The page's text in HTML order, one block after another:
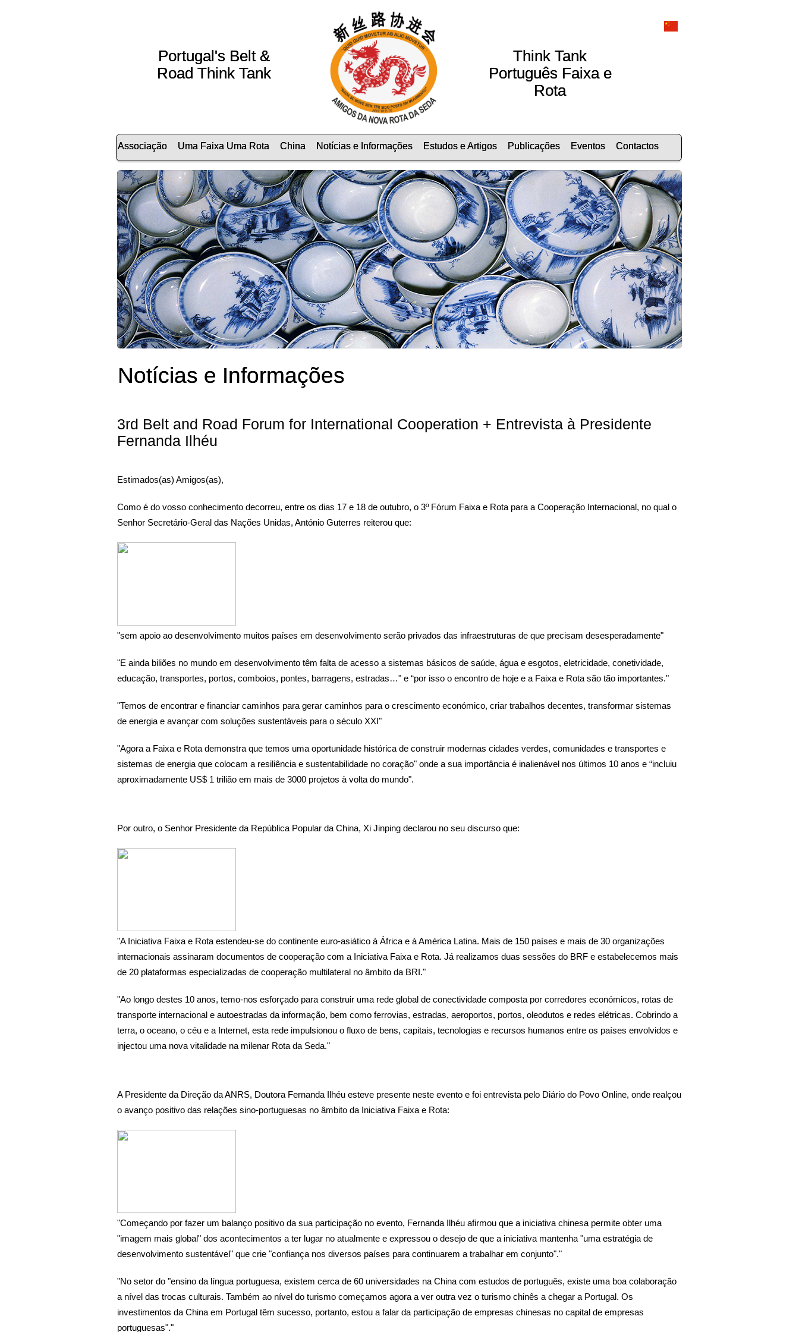
Portugal's Belt &
Road Think Tank
Think Tank
Português Faixa e
Rota
Associação Uma Faixa Uma Rota China Notícias e Informações Estudos e Artigos Publicações Eventos Contactos
Notícias e Informações
3rd Belt and Road Forum for International Cooperation + Entrevista à Presidente
Fernanda Ilhéu
Estimados(as) Amigos(as),
Como é do vosso conhecimento decorreu, entre os dias 17 e 18 de outubro, o 3º Fórum Faixa e Rota para a Cooperação Internacional, no qual o
Senhor Secretário-Geral das Nações Unidas, António Guterres reiterou que:
"sem apoio ao desenvolvimento muitos países em desenvolvimento serão privados das infraestruturas de que precisam desesperadamente"
"E ainda biliões no mundo em desenvolvimento têm falta de acesso a sistemas básicos de saúde, água e esgotos, eletricidade, conetividade,
educação, transportes, portos, comboios, pontes, barragens, estradas…" e “por isso o encontro de hoje e a Faixa e Rota são tão importantes."
"Temos de encontrar e financiar caminhos para gerar caminhos para o crescimento económico, criar trabalhos decentes, transformar sistemas
de energia e avançar com soluções sustentáveis para o século XXI"
"Agora a Faixa e Rota demonstra que temos uma oportunidade histórica de construir modernas cidades verdes, comunidades e transportes e
sistemas de energia que colocam a resiliência e sustentabilidade no coração" onde a sua importância é inalienável nos últimos 10 anos e “incluiu
aproximadamente US$ 1 trilião em mais de 3000 projetos à volta do mundo".
Por outro, o Senhor Presidente da República Popular da China, Xi Jinping declarou no seu discurso que:
"A Iniciativa Faixa e Rota estendeu-se do continente euro-asiático à África e à América Latina. Mais de 150 países e mais de 30 organizações
internacionais assinaram documentos de cooperação com a Iniciativa Faixa e Rota. Já realizamos duas sessões do BRF e estabelecemos mais
de 20 plataformas especializadas de cooperação multilateral no âmbito da BRI."
"Ao longo destes 10 anos, temo-nos esforçado para construir uma rede global de conectividade composta por corredores económicos, rotas de
transporte internacional e autoestradas da informação, bem como ferrovias, estradas, aeroportos, portos, oleodutos e redes elétricas. Cobrindo a
terra, o oceano, o céu e a Internet, esta rede impulsionou o fluxo de bens, capitais, tecnologias e recursos humanos entre os países envolvidos e
injectou uma nova vitalidade na milenar Rota da Seda."
A Presidente da Direção da ANRS, Doutora Fernanda Ilhéu esteve presente neste evento e foi entrevista pelo Diário do Povo Online, onde realçou
o avanço positivo das relações sino-portuguesas no âmbito da Iniciativa Faixa e Rota:
"Começando por fazer um balanço positivo da sua participação no evento, Fernanda Ilhéu afirmou que a iniciativa chinesa permite obter uma
"imagem mais global" dos acontecimentos a ter lugar no atualmente e expressou o desejo de que a iniciativa mantenha "uma estratégia de
desenvolvimento sustentável" que crie "confiança nos diversos países para continuarem a trabalhar em conjunto"."
"No setor do "ensino da língua portuguesa, existem cerca de 60 universidades na China com estudos de português, existe uma boa colaboração
a nível das trocas culturais. Também ao nível do turismo começamos agora a ver outra vez o turismo chinês a chegar a Portugal. Os
investimentos da China em Portugal têm sucesso, portanto, estou a falar da participação de empresas chinesas no capital de empresas
portuguesas"."